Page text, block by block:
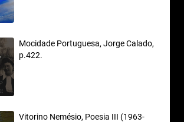
Mocidade Portuguesa, Jorge Calado,
p.422.
Vitorino Nemésio, Poesia III (1963-